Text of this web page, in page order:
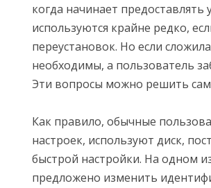
когда начинает
используются крайне редко,
переустановок. Но если
необходимы, а пользователь
Эти вопросы можно решить
Как правило, обычные
настроек, используют диск,
быстрой настройки. На одном
предложено изменить